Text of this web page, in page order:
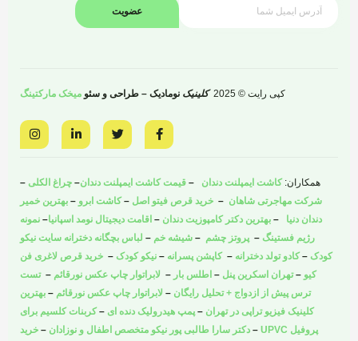
عضویت
کپی رایت © 2025 کلینیک نومادیک – طراحی و سئو میخک مارکتینگ
F
a
c
o
o
k
-
w
i
e
r
L
i
n
d
-
n
I
n
s
g
r
a
m
همکاران: کاشت ایمپلنت دندان – قیمت کاشت ایمپلنت دندان– چراغ الکلی –
شرکت مهاجرتی شاهان – خرید قرص فیتو اصل –کاشت ابرو – بهترین خمیر
دندان دنیا – بهترین دکتر کامپوزیت دندان – اقامت دیجیتال نومد اسپانیا– نمونه
رژیم فستینگ – پروتز چشم – شیشه خم – لباس بچگانه دخترانه سایت نیکو
کودک –کادو تولد دخترانه –کاپشن پسرانه – نیکو کودک – خرید قرص لاغری فن
کیو –تهران اسکرین پنل – اطلس بار – لابراتوار چاپ عکس نورقائم –تست
ترس پیش از ازدواج + تحلیل رایگان – لابراتوار چاپ عکس نورقائم – بهترین
کلینیک فیزیو تراپی در تهران – پمپ هیدرولیک دنده ای –کربنات کلسیم برای
پروفیل UPVC
– دکتر سارا طالبی پور نیکو متخصص اطفال و نوزادان – خرید